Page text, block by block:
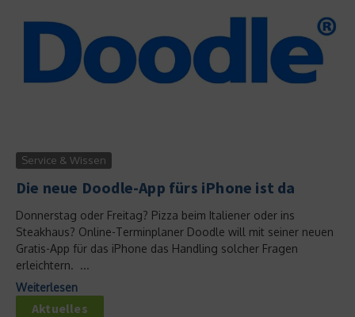
Service & Wissen
Die neue Doodle-App fürs iPhone ist da
Donnerstag oder Freitag? Pizza beim Italiener oder ins
Steakhaus? Online-Terminplaner Doodle will mit seiner neuen
Gratis-App für das iPhone das Handling solcher Fragen
erleichtern. ...
Weiterlesen
Aktuelles